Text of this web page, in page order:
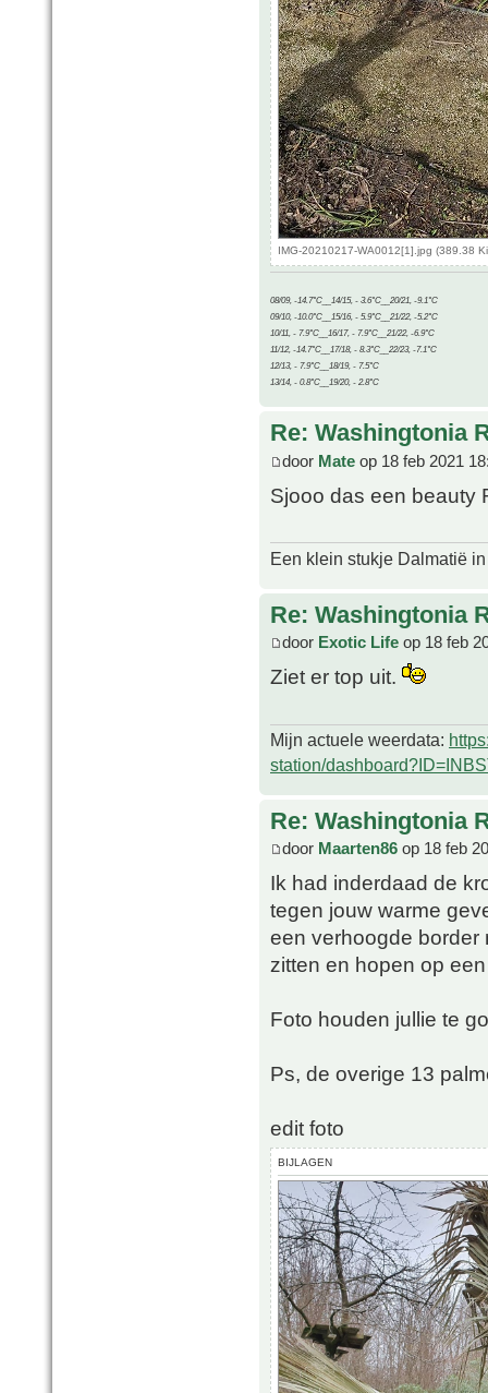
IMG-20210217-WA0012[1].jpg (389.38
08/09, -14.7°C__14/15, - 3.6°C__20/21, -9.1°C
09/10, -10.0°C__15/16, - 5.9°C__21/22, -5.2°C
10/11, - 7.9°C__16/17, - 7.9°C__21/22, -6.9°C
11/12, -14.7°C__17/18, - 8.3°C__22/23, -7.1°C
12/13, - 7.9°C__18/19, - 7.5°C
13/14, - 0.8°C__19/20, - 2.8°C
Re: Washingtonia
door Mate op 18 feb 2021
Sjooo das een beauty
Een klein stukje Dalmatië
Re: Washingtonia
door Exotic Life op 18 feb
Ziet er top uit.
Mijn actuele weerdata:
station/
Re: Washingtonia
door Maarten86 op 18 feb
Ik had inderdaad de
tegen jouw warme
een verhoogde border
zitten en hopen op
Foto houden jullie te
Ps, de overige 13
edit foto
BIJLAGEN